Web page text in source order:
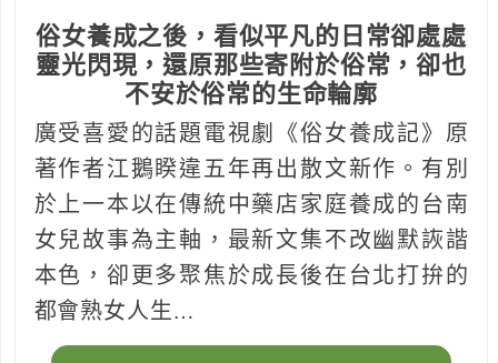
俗女養成之後，看似平凡的日常卻處處
靈光閃現，還原那些寄附於俗常，卻也
不安於俗常的生命輪廓
廣受喜愛的話題電視劇《俗女養成記》原
著作者江鵝睽違五年再出散文新作。有別
於上一本以在傳統中藥店家庭養成的台南
女兒故事為主軸，最新文集不改幽默詼諧
本色，卻更多聚焦於成長後在台北打拚的
都會熟女人生…